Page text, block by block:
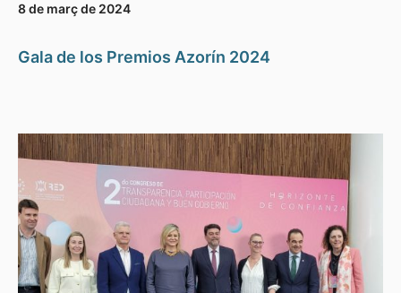
8 de març de 2024
Gala de los Premios Azorín 2024